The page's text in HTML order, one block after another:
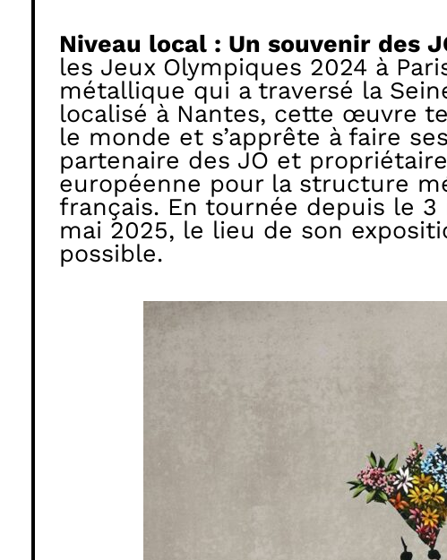
Niveau local : Un souvenir des
les Jeux Olympiques 2024 à
métallique qui a traversé la
localisé à Nantes, cette œuvre
le monde et s’apprête à faire
partenaire des JO et
européenne pour la structure
français. En tournée depuis le
mai 2025, le lieu de son
possible.